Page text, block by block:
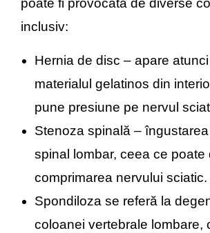
poate fi provocată de diverse
inclusiv:
Hernia de disc – apare
materialul gelatinos din
pune presiune pe nervul
Stenoza spinală –
spinal lombar, ceea ce poate
comprimarea nervului sciatic.
Spondiloza se referă la
coloanei vertebrale lombare,